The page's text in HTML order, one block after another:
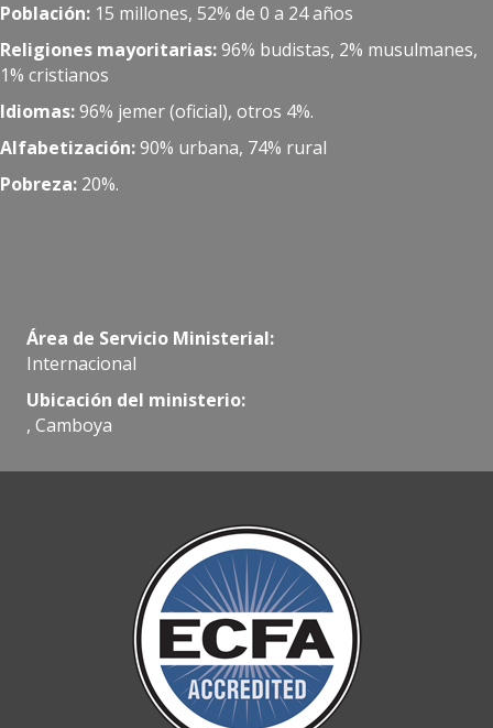
Población: 15 millones, 52% de 0 a 24 años
Religiones mayoritarias:96% budistas, 2% musulmanes,
1% cristianos
Idiomas:96% jemer (oficial), otros 4%.
Alfabetización:90% urbana, 74% rural
Pobreza: 20%.
Área de Servicio Ministerial:
Internacional
Ubicación del ministerio:
, Camboya